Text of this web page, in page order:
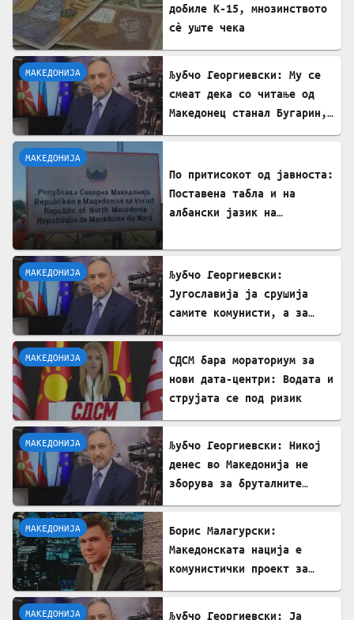
добиле К-15, мнозинството
сè уште чека
МАКЕДОНИЈА
Љубчо Георгиевски: Му се
смеат дека со читање од
Македонец станал Бугарин,
МАКЕДОНИЈА
По притисокот од јавноста:
Поставена табла и на
албански јазик на
МАКЕДОНИЈА
Љубчо Георгиевски:
Југославија ја срушија
самите комунисти, а за
МАКЕДОНИЈА
СДСМ бара мораториум за
нови дата-центри: Водата и
струјата се под ризик
МАКЕДОНИЈА
Љубчо Георгиевски: Никој
денес во Македонија не
зборува за бруталните
МАКЕДОНИЈА
Борис Малагурски:
Македонската нација е
комунистички проект за
МАКЕДОНИЈА Љубчо Георгиевски: Ја